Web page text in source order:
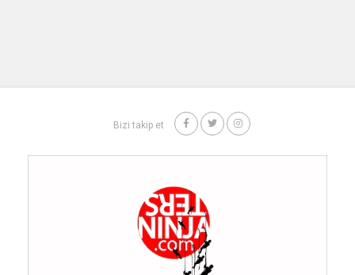
Bizi takip et